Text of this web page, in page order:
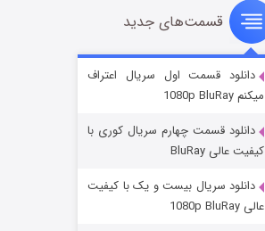
سریال زشت
قسمت2 (زیرنویس) منتشر شد
قسمت‌های جدید
دانلود قسمت اول سریال اعتراف
میکنم 1080p BluRay
دانلود قسمت چهارم سریال کوری با
کیفیت عالی BluRay
دانلود سریال بیست و یک با کیفیت
عالی 1080p BluRay